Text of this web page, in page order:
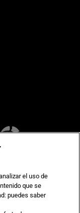
el uso de
que se
puedes saber